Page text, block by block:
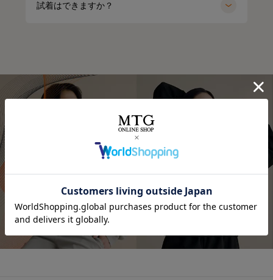
試着はできますか？
着るだけで「疲労回復」
詳しくはこちら
.
オールブラックにブルーニットで差し色に🩵
インナーの黒Tシャツは、 @sixpad_official のリカバリー
冬にも大活躍したロングスリーブ
着心地もよくて、👨とシェアして使ってる
SSは新色もでるみたい！
4/15までに予約すると、オリジナルアイテムもGETできる
そうなので、気になる人はチェックしてみてね✔
⬜
⭐⭐⭐
最近よく目にする〝リカバリーウェア〟って
今私が着ているポロシャツがそうなの❣️
【シックスパッド リカバリーウェア ポロシャツ】
何がすごいって、着るだけで血行を促進して、